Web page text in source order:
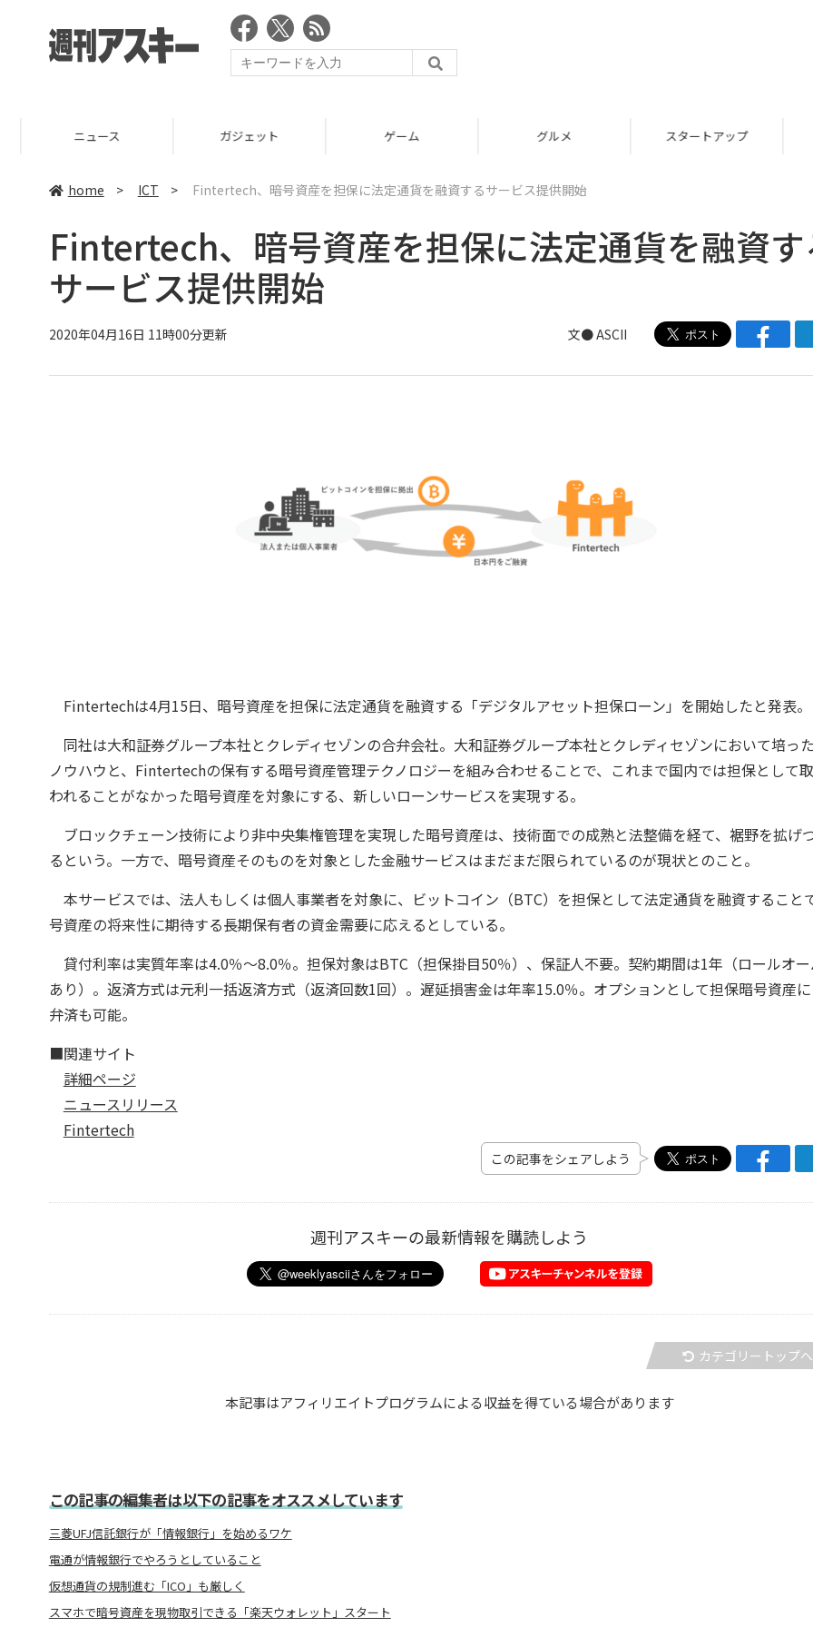
ニュース ガジェット ゲーム グルメ スタートアップ
home > ICT > Fintertech、暗号資産を担保に法定通貨を融資するサービス提供開始
Fintertech、暗号資産を担保に法定通貨を融資す
サービス提供開始
2020年04月16日 11時00分更新 文● ASCII
Fintertechは4月15日、暗号資産を担保に法定通貨を融資する「デジタルアセット担保ローン」を開始したと発表。
同社は大和証券グループ本社とクレディセゾンの合弁会社。大和証券グループ本社とクレディセゾンにおいて培っ
ノウハウと、Fintertechの保有する暗号資産管理テクノロジーを組み合わせることで、これまで国内では担保として
われることがなかった暗号資産を対象にする、新しいローンサービスを実現する。
ブロックチェーン技術により非中央集権管理を実現した暗号資産は、技術面での成熟と法整備を経て、裾野を拡げ
るという。一方で、暗号資産そのものを対象とした金融サービスはまだまだ限られているのが現状とのこと。
本サービスでは、法人もしくは個人事業者を対象に、ビットコイン（BTC）を担保として法定通貨を融資すること
号資産の将来性に期待する長期保有者の資金需要に応えるとしている。
貸付利率は実質年率は4.0％〜8.0％。担保対象はBTC（担保掛目50％）、保証人不要。契約期間は1年（ロールオー
あり）。返済方式は元利一括返済方式（返済回数1回）。遅延損害金は年率15.0％。オプションとして担保暗号資産
弁済も可能。
■関連サイト
詳細ページ
ニュースリリース
Fintertech
この記事をシェアしよう
週刊アスキーの最新情報を購読しよう
カテゴリートップへ
本記事はアフィリエイトプログラムによる収益を得ている場合があります
この記事の編集者は以下の記事をオススメしています
三菱UFJ信託銀行が「情報銀行」を始めるワケ
電通が情報銀行でやろうとしていること
仮想通貨の規制進む「ICO」も厳しく
スマホで暗号資産を現物取引できる「楽天ウォレット」スタート